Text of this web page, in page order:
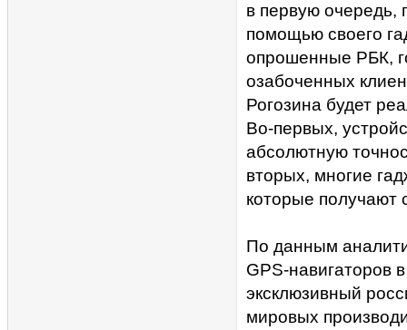
в первую очередь,
помощью своего
опрошенные РБК,
озабоченных
Рогозина будет
Во-первых,
абсолютную
вторых, многие
которые получают
По данным
GPS-навигаторов
эксклюзивный
мировых